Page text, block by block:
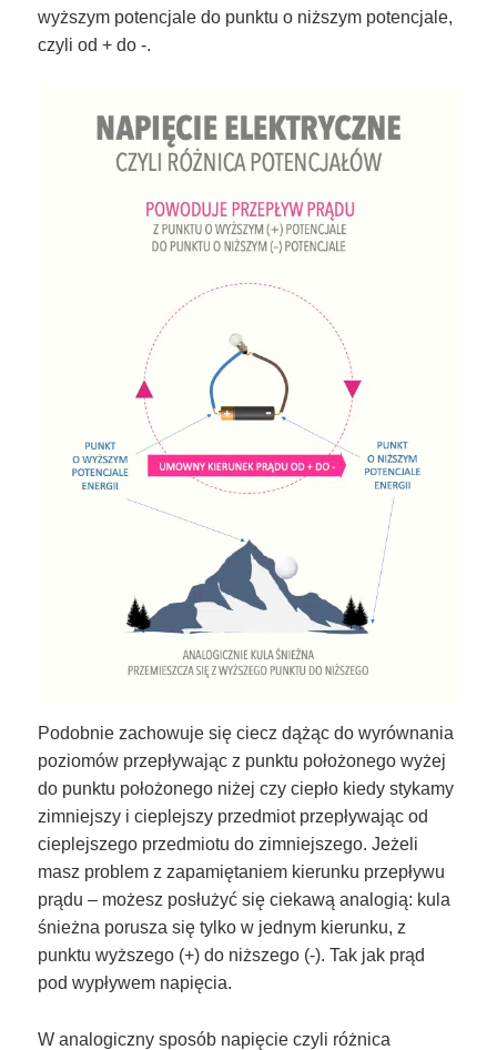
wyższym potencjale do punktu o niższym potencjale,
czyli od + do -.
Podobnie zachowuje się ciecz dążąc do wyrównania
poziomów przepływając z punktu położonego wyżej
do punktu położonego niżej czy ciepło kiedy stykamy
zimniejszy i cieplejszy przedmiot przepływając od
cieplejszego przedmiotu do zimniejszego. Jeżeli
masz problem z zapamiętaniem kierunku przepływu
prądu – możesz posłużyć się ciekawą analogią: kula
śnieżna porusza się tylko w jednym kierunku, z
punktu wyższego (+) do niższego (-). Tak jak prąd
pod wypływem napięcia.
W analogiczny sposób napięcie czyli różnica